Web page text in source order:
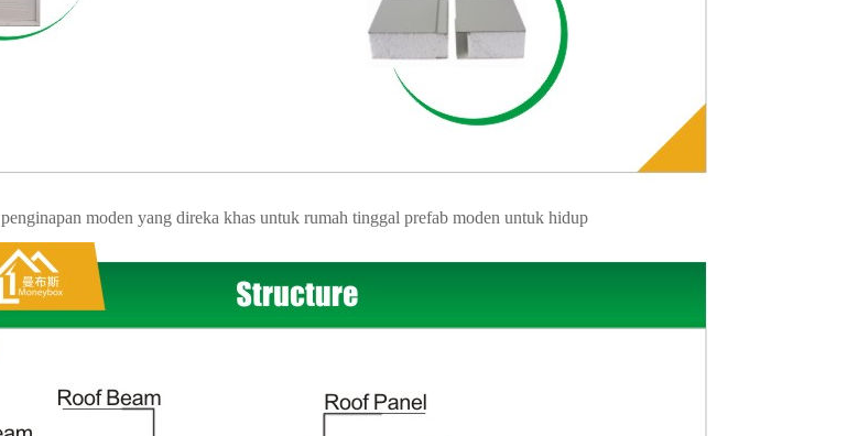
penginapan moden yang direka khas untuk rumah tinggal prefab moden untuk hidup